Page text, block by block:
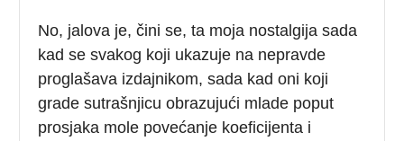
No, jalova je, čini se, ta moja nostalgija sada
kad se svakog koji ukazuje na nepravde
proglašava izdajnikom, sada kad oni koji
grade sutrašnjicu obrazujući mlade poput
prosjaka mole povećanje koeficijenta i